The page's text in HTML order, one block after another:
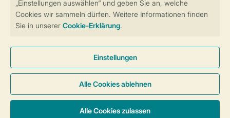
Weitere Informationen und Einstellungen
Sicheres Bezahlen